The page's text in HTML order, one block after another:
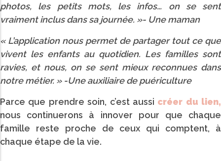
photos, les petits mots, les infos… on se sent
vraiment inclus dans sa journée. »- Une maman
« L’application nous permet de partager tout ce que
vivent les enfants au quotidien. Les familles sont
ravies, et nous, on se sent mieux reconnues dans
notre métier. » -Une auxiliaire de puériculture
Parce que prendre soin, c’est aussi créer du lien,
nous continuerons à innover pour que chaque
famille reste proche de ceux qui comptent, à
chaque étape de la vie.